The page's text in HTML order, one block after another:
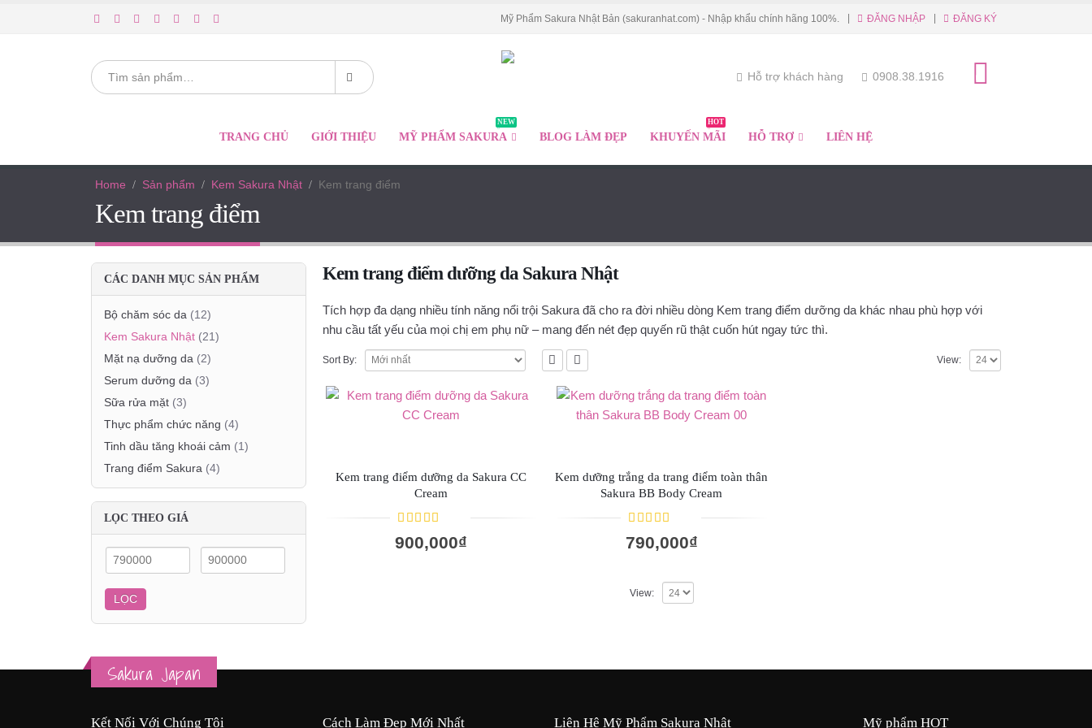
Mỹ Phẩm Sakura Nhật Bản (sakuranhat.com) - Nhập khẩu chính hãng 100%. ĐĂNG NHẬP ĐĂNG KÝ
Hỗ trợ khách hàng 0908.38.1916
TRANG CHỦ GIỚI THIỆU MỸ PHẨM SAKURA
NEW
BLOG LÀM ĐẸP KHUYẾN MÃI
HOT
HỖ TRỢ LIÊN HỆ
Home Sản phẩm Kem Sakura Nhật Kem trang điểm
Kem trang điểm
Kem trang điểm dưỡng da Sakura Nhật
Tích hợp đa dạng nhiều tính năng nổi trội Sakura đã cho ra đời nhiều dòng Kem trang điểm dưỡng da khác nhau phù hợp với
nhu cầu tất yếu của mọi chị em phụ nữ – mang đến nét đẹp quyến rũ thật cuốn hút ngay tức thì.
Sort By: View:
Kem trang điểm dưỡng da Sakura CC
Cream
5.00out of 5
900,000₫
Kem dưỡng trắng da trang điểm toàn thân
Sakura BB Body Cream
4.67out of
5
790,000₫
View:
CÁC DANH MỤC SẢN PHẨM
Bộ chăm sóc da (12)
Kem Sakura Nhật (21)
Mặt nạ dưỡng da (2)
Serum dưỡng da (3)
Sữa rửa mặt (3)
Thực phẩm chức năng (4)
Tinh dầu tăng khoái cảm (1)
Trang điểm Sakura (4)
LỌC THEO GIÁ
Giá
nhất
Giá
LỌC
Sakura Japan
Kết Nối Với Chúng Tôi Cách Làm Đẹp Mới Nhất Liên Hệ Mỹ Phẩm Sakura Nhật Mỹ phẩm HOT